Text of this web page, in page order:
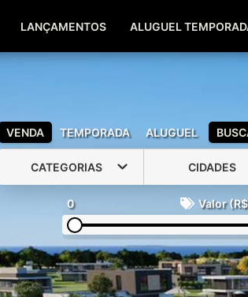
(51)
LANÇAMENTOS ALUGUEL
VENDA TEMPORADA ALUGUEL
CATEGORIAS CIDADES
0 Valor